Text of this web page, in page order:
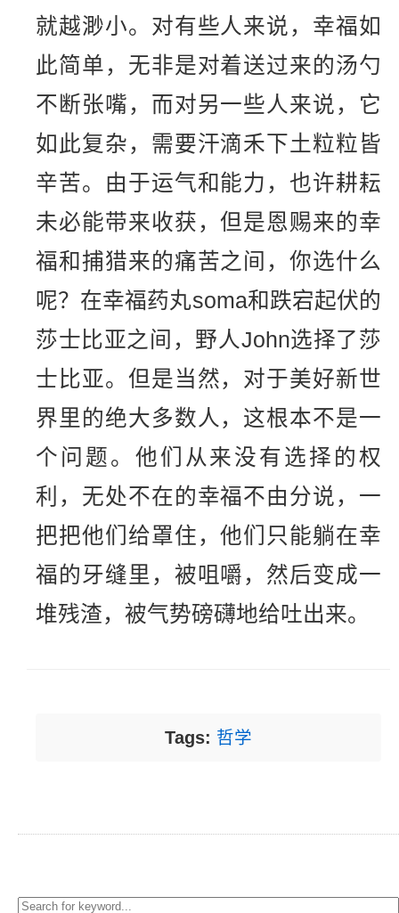
就越渺小。对有些人来说，幸福如
此简单，无非是对着送过来的汤勺
不断张嘴，而对另一些人来说，它
如此复杂，需要汗滴禾下土粒粒皆
辛苦。由于运气和能力，也许耕耘
未必能带来收获，但是恩赐来的幸
福和捕猎来的痛苦之间，你选什么
呢？在幸福药丸soma和跌宕起伏的
莎士比亚之间，野人John选择了莎
士比亚。但是当然，对于美好新世
界里的绝大多数人，这根本不是一
个问题。他们从来没有选择的权
利，无处不在的幸福不由分说，一
把把他们给罩住，他们只能躺在幸
福的牙缝里，被咀嚼，然后变成一
堆残渣，被气势磅礴地给吐出来。
Tags: 哲学